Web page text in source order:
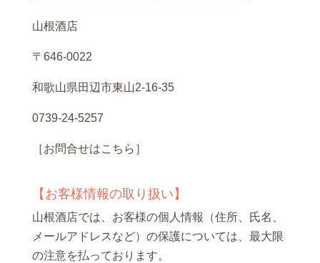
山根酒店
〒646-0022
和歌山県田辺市東山2-16-35
0739-24-5257
［お問合せはこちら］
【お客様情報の取り扱い】
山根酒店では、お客様の個人情報（住所、氏名、
メールアドレスなど）の保護については、最大限
の注意を払っております。